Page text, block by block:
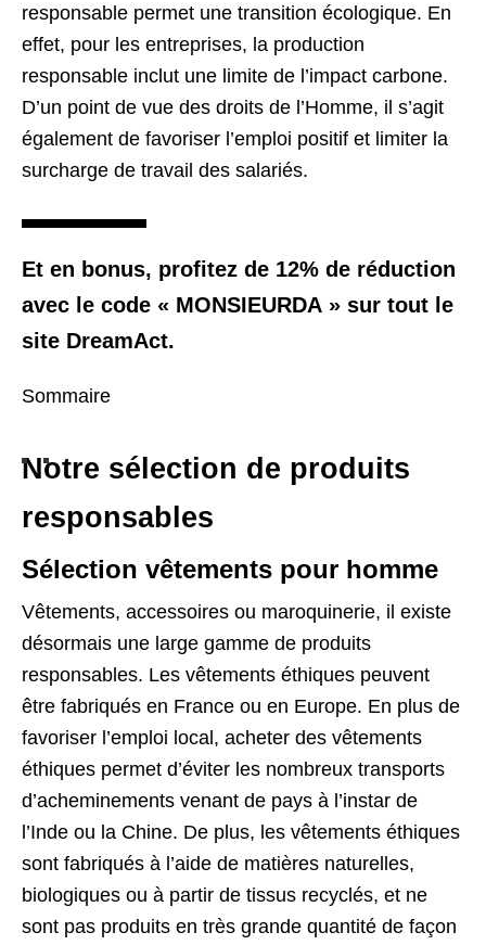
responsable permet une transition écologique. En
effet, pour les entreprises, la production
responsable inclut une limite de l’impact carbone.
D’un point de vue des droits de l’Homme, il s’agit
également de favoriser l’emploi positif et limiter la
surcharge de travail des salariés.
Et en bonus, profitez de 12% de réduction
avec le code « MONSIEURDA » sur tout le
site DreamAct.
Sommaire
Notre sélection de produits
responsables
Sélection vêtements pour homme
Vêtements, accessoires ou maroquinerie, il existe
désormais une large gamme de produits
responsables. Les vêtements éthiques peuvent
être fabriqués en France ou en Europe. En plus de
favoriser l’emploi local, acheter des vêtements
éthiques permet d’éviter les nombreux transports
d’acheminements venant de pays à l’instar de
l’Inde ou la Chine. De plus, les vêtements éthiques
sont fabriqués à l’aide de matières naturelles,
biologiques ou à partir de tissus recyclés, et ne
sont pas produits en très grande quantité de façon